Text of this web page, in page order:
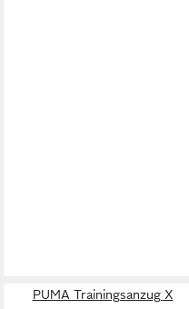
PUMA Trainingsanzug X